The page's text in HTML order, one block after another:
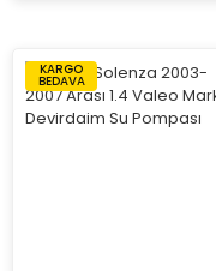
KARGO
BEDAVA